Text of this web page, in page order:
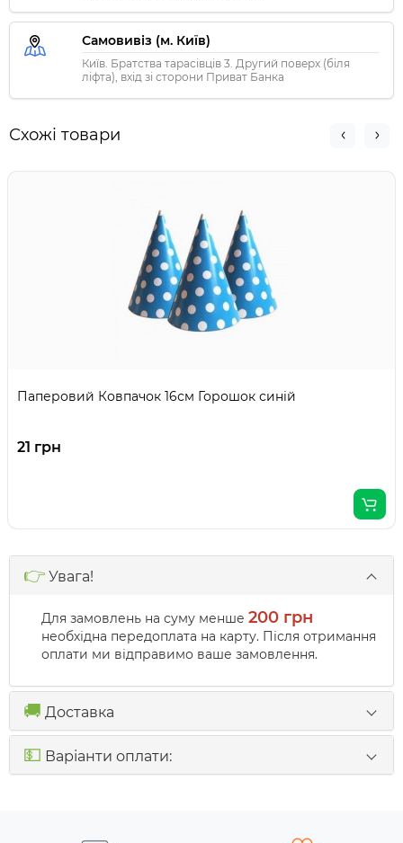
Самовивіз (м. Київ)
Київ. Братства тарасівців 3. Другий поверх (біля
ліфта), вхід зі сторони Приват Банка
Схожі товари
Паперовий Ковпачок 16см Горошок синій
21 грн
👉 Увага!
Для замовлень на суму менше 200 грн
необхідна передоплата на карту. Після отримання
оплати ми відправимо ваше замовлення.
🚚 Доставка
💵 Варіанти оплати: